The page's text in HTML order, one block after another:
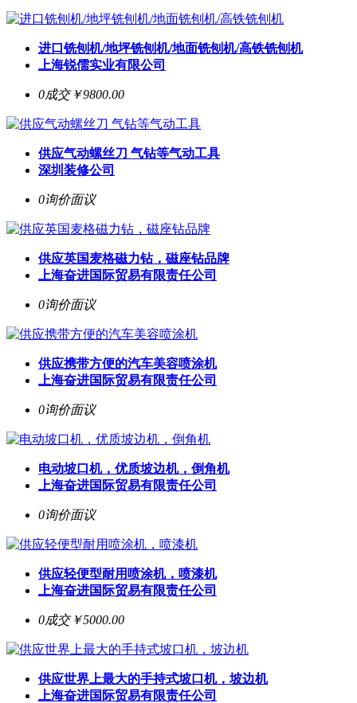
进口铣刨机/地坪铣刨机/地面铣刨机/高铁铣刨机
上海锐儒实业有限公司
0成交￥9800.00
供应气动螺丝刀 气钻等气动工具
深圳装修公司
0询价面议
供应英国麦格磁力钻，磁座钻品牌
上海奋进国际贸易有限责任公司
0询价面议
供应携带方便的汽车美容喷涂机
上海奋进国际贸易有限责任公司
0询价面议
电动坡口机，优质坡边机，倒角机
上海奋进国际贸易有限责任公司
0询价面议
供应轻便型耐用喷涂机，喷漆机
上海奋进国际贸易有限责任公司
0成交￥5000.00
供应世界上最大的手持式坡口机，坡边机
上海奋进国际贸易有限责任公司